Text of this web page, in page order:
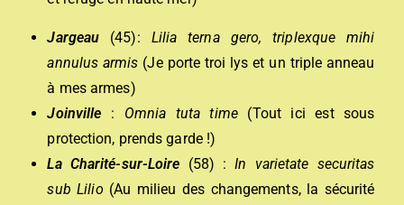
Jargeau (45): Lilia terna gero, triplexque mihi
annulus armis (Je porte troi lys et un triple anneau
à mes armes)
Joinville : Omnia tuta time (Tout ici est sous
protection, prends garde !)
La Charité-sur-Loire (58) :In varietate securitas
sub Lilio (Au milieu des changements, la sécurité